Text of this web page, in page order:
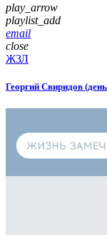
play_arrow
playlist_add
email
close
ЖЗЛ
Георгий Свиридов